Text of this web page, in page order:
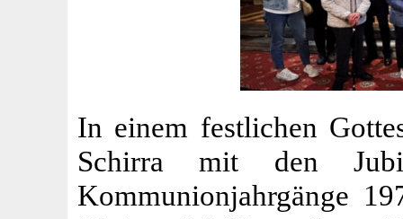
In einem festlichen
Schirra mit den
Kommunionjahrgänge